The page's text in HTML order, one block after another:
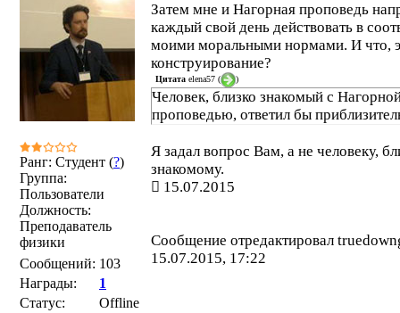
Ранг: Студент (?)
Группа:
Пользователи
Должность:
Преподаватель
физики
Сообщений: 103
Награды:
1
Статус:
Offline
Затем мне и Нагорная проповедь
каждый свой день действовать в
моими моральными нормами. И что,
конструирование?
Цитата elena57 ( )
Человек, близко знакомый с
проповедью, ответил бы
Я задал вопрос Вам, а не человеку,
знакомому.
15.07.2015
Сообщение отредактировал
15.07.2015, 17:22